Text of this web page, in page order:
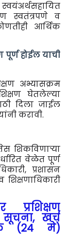
स्वतंत्रपणे व
आर्थिक
पूर्ण होईल याची
अभ्यासक्रम
घेतलेल्या
दिला जाईल
करावी.
शिकविणाऱ्या
वेळेत पूर्ण
प्रशासन
शिक्षणाधिकारी
प्रशिक्षण
सूचना, खर्च
(24 मे)